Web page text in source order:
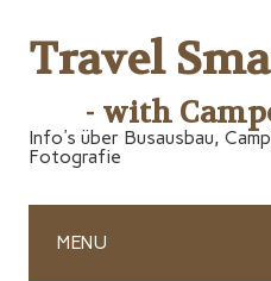
Travel
- with
Info's über Busausbau,
Fotografie
MENU